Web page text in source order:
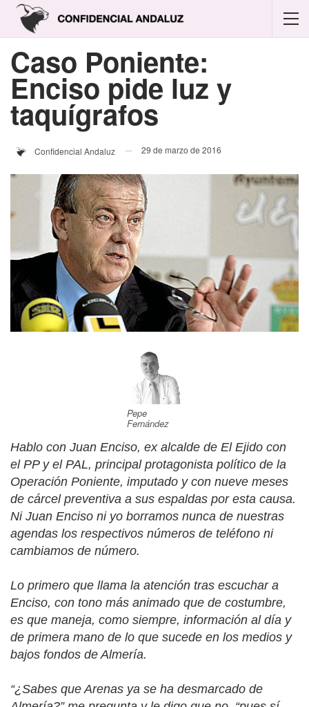
Caso Poniente:
Enciso pide luz y
taquígrafos
Confidencial Andaluz 29 de marzo de 2016
Pepe
Fernández
Hablo con Juan Enciso, ex alcalde de El Ejido con
el PP y el PAL, principal protagonista político de la
Operación Poniente, imputado y con nueve meses
de cárcel preventiva a sus espaldas por esta causa.
Ni Juan Enciso ni yo borramos nunca de nuestras
agendas los respectivos números de teléfono ni
cambiamos de número.
Lo primero que llama la atención tras escuchar a
Enciso, con tono más animado que de costumbre,
es que maneja, como siempre, información al día y
de primera mano de lo que sucede en los medios y
bajos fondos de Almería.
“¿Sabes que Arenas ya se ha desmarcado de